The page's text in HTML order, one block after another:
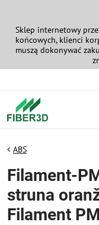
Sklep internetowy
końcowych, klienci
muszą dokonywać
ABS
Filament-
struna
Filament PM